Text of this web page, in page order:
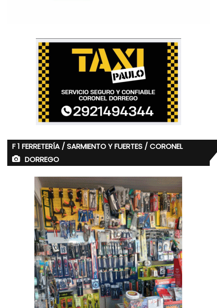
F 1 FERRETERÍA / SARMIENTO Y FUERTES / CORONEL
DORREGO